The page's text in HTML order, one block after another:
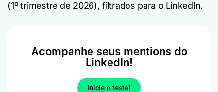
(1º trimestre de 2026), filtrados para o LinkedIn.
Acompanhe seus mentions do
LinkedIn!
Inicie o teste!